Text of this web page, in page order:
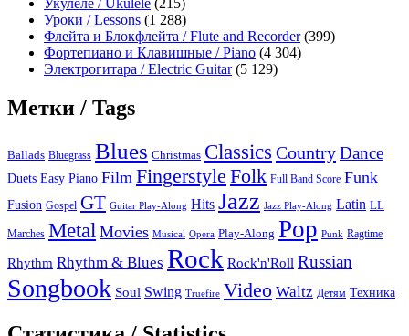
Укулеле / Ukulele (215)
Уроки / Lessons (1 288)
Флейта и Блокфлейта / Flute and Recorder(399)
Фортепиано и Клавишные / Piano (4 304)
Электрогитара / Electric Guitar(5 129)
Метки / Tags
Ballads Bluegrass Blues Christmas Classics CountryDance
Duets Easy Piano Film Fingerstyle Folk Full Band Score Funk
Fusion Gospel GT Guitar Play-Along Hits Jazz Jazz Play-Along Latin LL
Marches Metal Movies Musical Opera Play-Along Pop Punk Ragtime
Rhythm Rhythm & Blues Rock Rock'n'Roll Russian
Songbook Soul Swing Truefire Video Waltz Детям Техника